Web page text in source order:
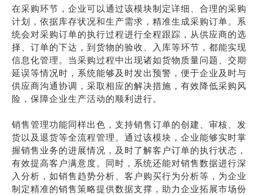
在采购环节，企业可以通过该模块制定详细、合理的采购
计划，依据库存状况和生产需求，精准生成采购订单。系
统会对采购订单的执行过程进行全程跟踪，从供应商的选
择、订单的下达，到货物的验收、入库等环节，都能实现
信息化管理。当采购过程中出现诸如货物质量问题、交期
延误等情况时，系统能够及时发出预警，便于企业及时与
供应商沟通协调，采取相应的解决措施，有效降低采购风
险，保障企业生产活动的顺利进行。
销售管理功能同样出色，支持销售订单的创建、审核、发
货以及退货等全流程管理。通过该模块，企业能够实时掌
握销售业务的进展情况，及时了解客户订单的执行状态，
有效提高客户满意度。同时，系统还能对销售数据进行深
入分析，如销售趋势分析、客户购买行为分析等，为企业
制定精准的销售策略提供数据支撑，助力企业拓展市场份